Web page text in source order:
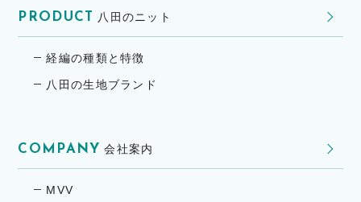
PRODUCT 八田のニット
経編の種類と特徴
八田の生地ブランド
COMPANY 会社案内
MVV